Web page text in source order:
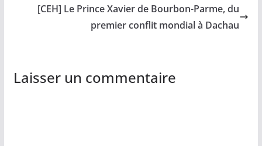
[CEH] Le Prince Xavier de Bourbon-Parme, du
premier conflit mondial à Dachau
Laisser un commentaire